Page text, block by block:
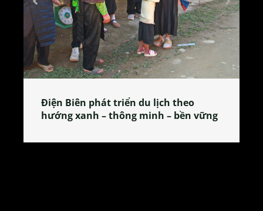
Làng làm bánh tẻ Phú Nhi – nơi lan
tỏa đặc sản xứ Đoài